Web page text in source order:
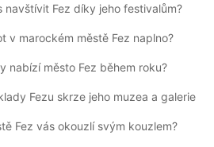
navštívit Fez díky jeho festivalům?
v marockém městě Fez naplno?
nabízí město Fez během roku?
Fezu skrze jeho muzea a galerie
Fez vás okouzlí svým kouzlem?